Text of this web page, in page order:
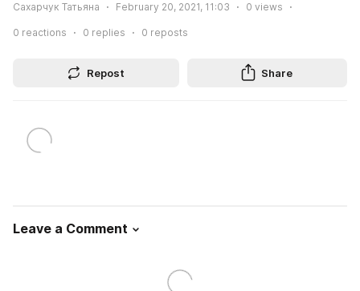
Сахарчук Татьяна February 20, 2021, 11:03 0 views
0 reactions 0 replies 0 reposts
Repost Share
Leave a Comment